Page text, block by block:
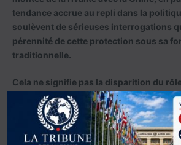
tendance accrue au repli dans la
soulèvent de sérieuses interrogations
pérennité de cette protection sous sa
traditionnelle.
Cela ne signifie pas la disparition du
sa transformation. Les États-Unis
sécuritairement présents, mais
modèle de «partage du fardeau», dans
régionaux sont appelés à assumer une